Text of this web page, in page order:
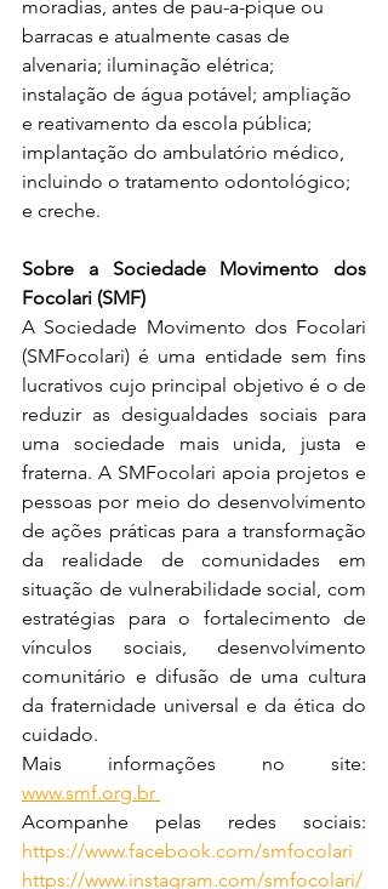
moradias, antes de pau-a-pique ou
barracas e atualmente casas de
alvenaria; iluminação elétrica;
instalação de água potável; ampliação
e reativamento da escola pública;
implantação do ambulatório médico,
incluindo o tratamento odontológico;
e creche.
Sobre a Sociedade Movimento dos
Focolari (SMF)
A Sociedade Movimento dos Focolari
(SMFocolari) é uma entidade sem fins
lucrativos cujo principal objetivo é o de
reduzir as desigualdades sociais para
uma sociedade mais unida, justa e
fraterna. A SMFocolari apoia projetos e
pessoas por meio do desenvolvimento
de ações práticas para a transformação
da realidade de comunidades em
situação de vulnerabilidade social, com
estratégias para o fortalecimento de
vínculos sociais, desenvolvimento
comunitário e difusão de uma cultura
da fraternidade universal e da ética do
cuidado.
www.smf.org.br
https://www.facebook.com/smfocolari
https://www.instagram.com/smfocolari/